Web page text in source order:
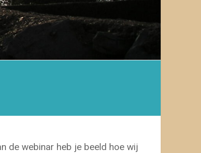
de webinar heb je beeld hoe wij